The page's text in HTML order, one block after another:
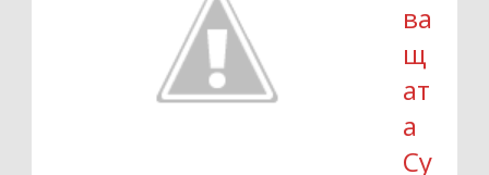
ва
щ
ат
а
Су